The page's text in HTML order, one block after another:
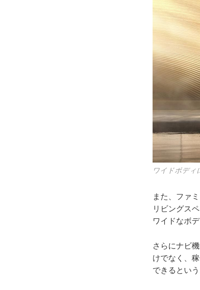
ワイドボディ
また、ファ
リビングス
ワイドなボ
さらにナビ
けでなく、
できるという